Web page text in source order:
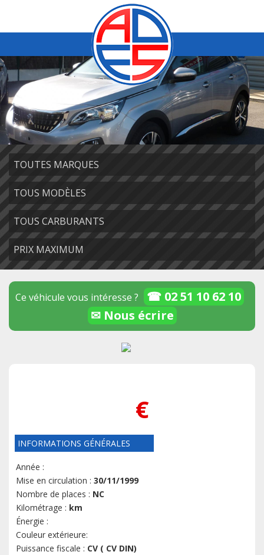
Ce véhicule vous intéresse ?
☎ 02 51 10 62 10
✉ Nous écrire
€
INFORMATIONS GÉNÉRALES
Année :
Mise en circulation : 30/11/1999
Nombre de places : NC
Kilométrage : km
Énergie :
Couleur extérieure:
Puissance fiscale : CV ( CV DIN)